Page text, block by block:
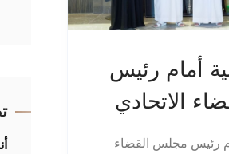
أمام رئيس
الاتحادي
رئيس مجلس القضاء